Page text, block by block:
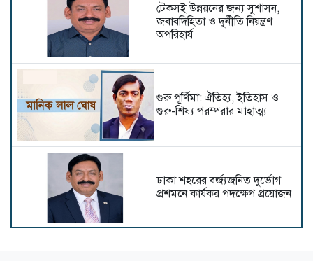
টেকসই উন্নয়নের জন্য সুশাসন,
জবাবদিহিতা ও দুর্নীতি নিয়ন্ত্রণ
অপরিহার্য
গুরু পূর্ণিমা: ঐতিহ্য, ইতিহাস ও
গুরু-শিষ্য পরম্পরার মাহাত্ম্য
ঢাকা শহরের বর্জ্যজনিত দুর্ভোগ
প্রশমনে কার্যকর পদক্ষেপ প্রয়োজন